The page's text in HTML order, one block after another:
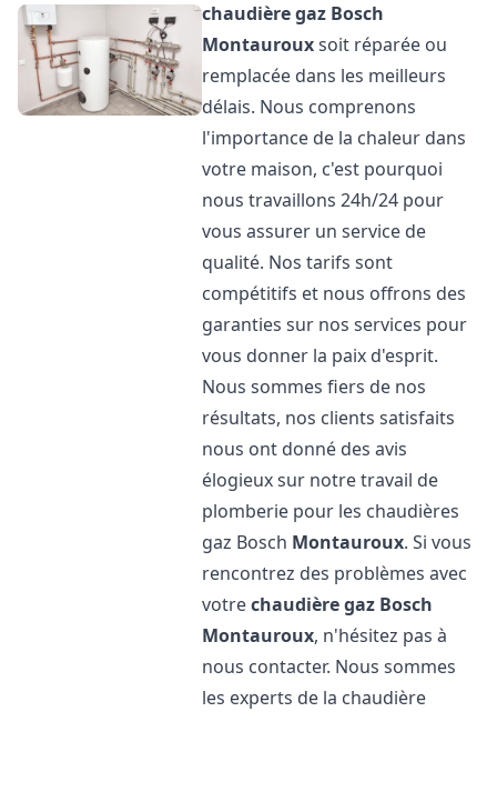
chaudière gaz Bosch
Montaurouxsoit réparée ou
remplacée dans les meilleurs
délais. Nous comprenons
l'importance de la chaleur dans
votre maison, c'est pourquoi
nous travaillons 24h/24 pour
vous assurer un service de
qualité. Nos tarifs sont
compétitifs et nous offrons des
garanties sur nos services pour
vous donner la paix d'esprit.
Nous sommes fiers de nos
résultats, nos clients satisfaits
nous ont donné des avis
élogieux sur notre travail de
plomberie pour les chaudières
gaz Bosch Montauroux. Si vous
rencontrez des problèmes avec
votrechaudière gaz Bosch
Montauroux, n'hésitez pas à
nous contacter. Nous sommes
les experts de la chaudière